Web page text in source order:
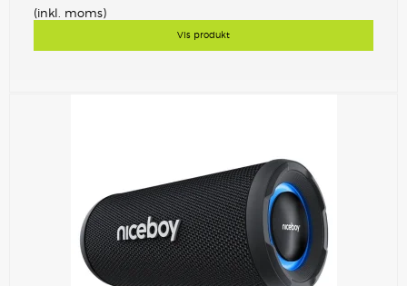
(inkl. moms)
Vis produkt